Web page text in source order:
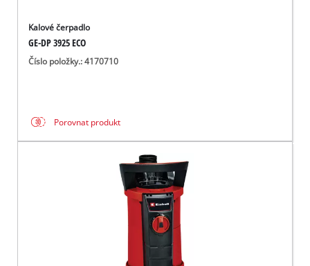
Kalové čerpadlo
GE-DP 3925 ECO
Číslo položky.: 4170710
Porovnat produkt